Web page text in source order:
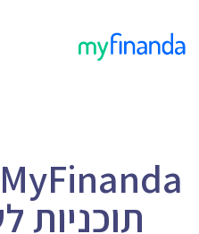
תוכניות